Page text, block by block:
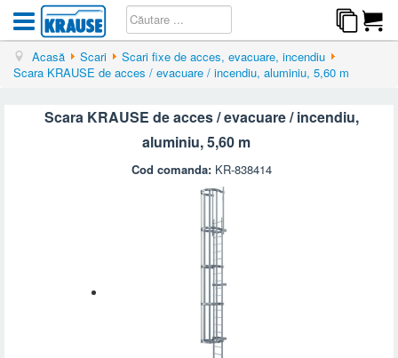
Acasă Scari
Scari fixe de acces, evacuare, incendiu
Scara KRAUSE de acces / evacuare / incendiu, aluminiu, 5,60 m
Scara KRAUSE de acces / evacuare / incendiu,
aluminiu, 5,60 m
Cod comanda: KR-838414